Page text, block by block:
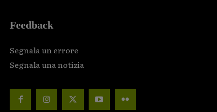
Feedback
Segnala un errore
Segnala una notizia